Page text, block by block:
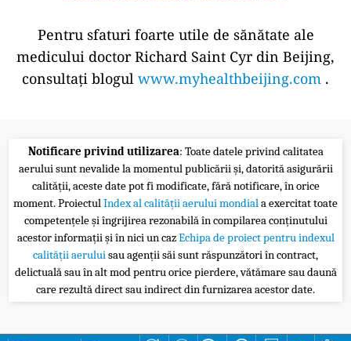
Pentru sfaturi foarte utile de sănătate ale
medicului doctor Richard Saint Cyr din Beijing,
consultați blogul www.myhealthbeijing.com .
Notificare privind utilizarea: Toate datele privind calitatea
aerului sunt nevalide la momentul publicării și, datorită asigurării
calității, aceste date pot fi modificate, fără notificare, în orice
moment. ProiectulIndex al calității aerului mondiala exercitat toate
competențele și îngrijirea rezonabilă în compilarea conținutului
acestor informații și în nici un cazEchipa de proiect pentru indexul
calității aeruluisau agenții săi sunt răspunzători în contract,
delictuală sau în alt mod pentru orice pierdere, vătămare sau daună
care rezultă direct sau indirect din furnizarea acestor date.